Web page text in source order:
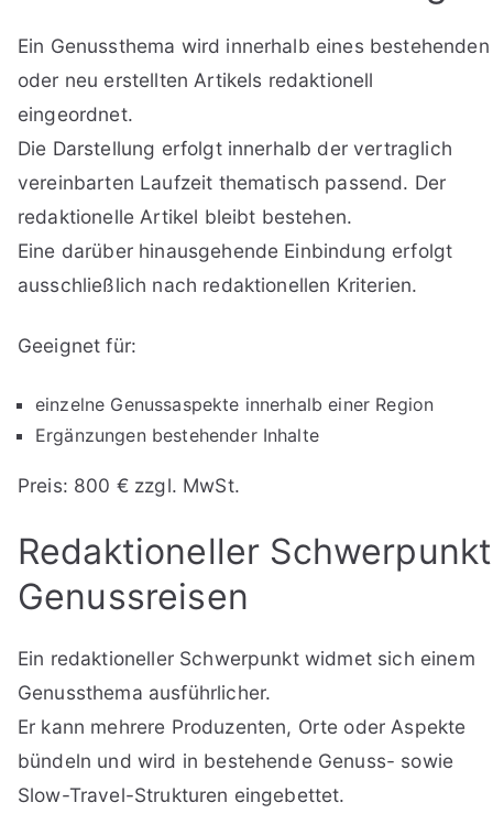
Ein Genussthema wird innerhalb eines bestehenden
oder neu erstellten Artikels redaktionell
eingeordnet.
Die Darstellung erfolgt innerhalb der vertraglich
vereinbarten Laufzeit thematisch passend. Der
redaktionelle Artikel bleibt bestehen.
Eine darüber hinausgehende Einbindung erfolgt
ausschließlich nach redaktionellen Kriterien.
Geeignet für:
einzelne Genussaspekte innerhalb einer Region
Ergänzungen bestehender Inhalte
Preis: 800 € zzgl. MwSt.
Redaktioneller Schwerpunkt
Genussreisen
Ein redaktioneller Schwerpunkt widmet sich einem
Genussthema ausführlicher.
Er kann mehrere Produzenten, Orte oder Aspekte
bündeln und wird in bestehende Genuss- sowie
Slow-Travel-Strukturen eingebettet.